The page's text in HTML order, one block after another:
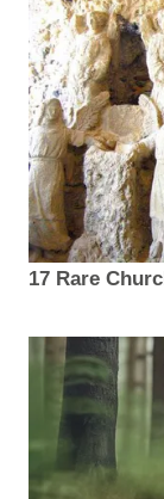
17 Rare